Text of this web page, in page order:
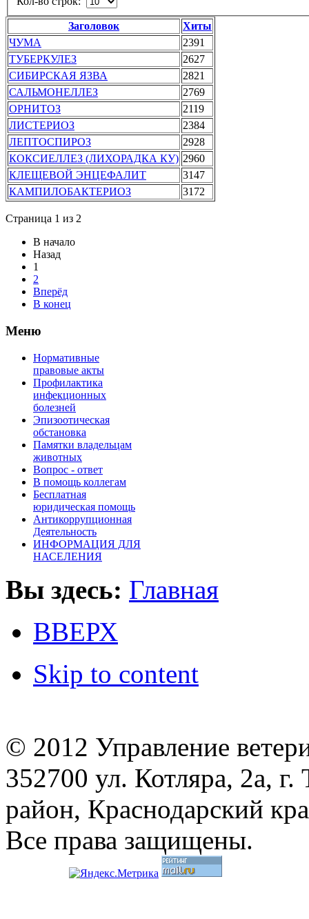
Заголовок
Хиты
ЧУМА
2391
ТУБЕРКУЛЕЗ
2627
СИБИРСКАЯ ЯЗВА
2821
САЛЬМОНЕЛЛЕЗ
2769
ОРНИТОЗ
2119
ЛИСТЕРИОЗ
2384
ЛЕПТОСПИРОЗ
2928
КОКСИЕЛЛЕЗ (ЛИХОРАДКА КУ) 2960
КЛЕЩЕВОЙ ЭНЦЕФАЛИТ
3147
КАМПИЛОБАКТЕРИОЗ
3172
Страница 1 из 2
В начало
Назад
1
2
Вперёд
В конец
Меню
Нормативные
правовые акты
Профилактика
инфекционных
болезней
Эпизоотическая
обстановка
Памятки владельцам
животных
Вопроc - ответ
В помощь коллегам
Бесплатная
юридическая помощь
Антикоррупционная
Деятельность
ИНФОРМАЦИЯ ДЛЯ
НАСЕЛЕНИЯ
Вы здесь: Главная
ВВЕРХ
Skip to content
© 2012 Управление
352700 ул. Котляра, 2а,
район, Краснодарский
Все права защищены.